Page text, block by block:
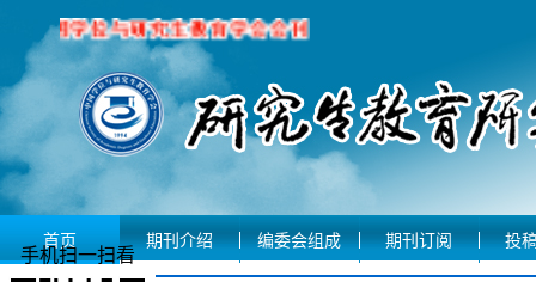
首页 期刊介绍 编委会组成 期刊订阅 投
手机扫一扫看